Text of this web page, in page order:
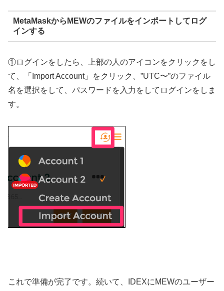
MetaMaskからMEWのファイルをインポートしてログ
インする
①ログインをしたら、上部の人のアイコンをクリックをし
て、「Import Account」をクリック、”UTC〜”のファイル
名を選択をして、パスワードを入力をしてログインをしま
す。
これで準備が完了です。続いて、IDEXにMEWのユーザー